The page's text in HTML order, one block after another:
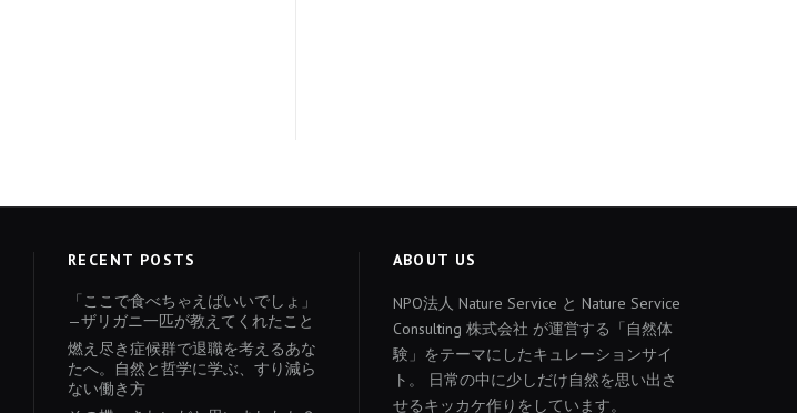
RECENT POSTS
「ここで食べちゃえばいいでしょ」
—ザリガニ一匹が教えてくれたこと
燃え尽き症候群で退職を考えるあな
たへ。自然と哲学に学ぶ、すり減ら
ない働き方
ABOUT US
NPO法人 Nature Service と Nature Service
Consulting 株式会社 が運営する「自然体
験」をテーマにしたキュレーションサイ
ト。 日常の中に少しだけ自然を思い出さ
せるキッカケ作りをしています。